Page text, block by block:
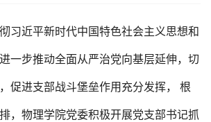
习近平新时代中国特色社会主义思想和
一步推动全面从严治党向基层延伸，切
促进支部战斗堡垒作用充分发挥， 根
，物理学院党委积极开展党支部书记抓